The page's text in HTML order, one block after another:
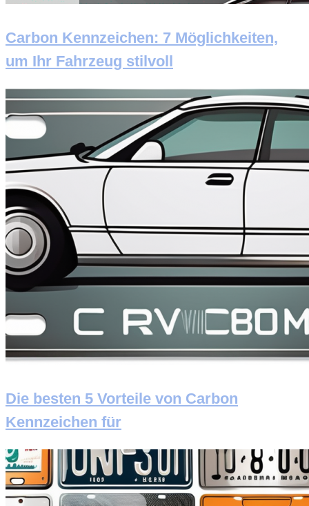
Carbon Kennzeichen: 7 Möglichkeiten,
um Ihr Fahrzeug stilvoll
Die besten 5 Vorteile von Carbon
Kennzeichen für